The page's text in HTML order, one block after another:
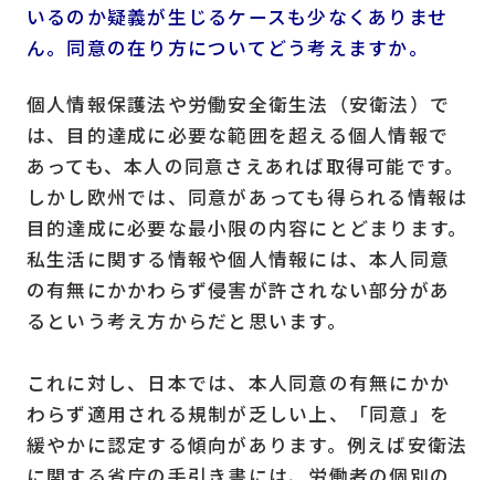
いるのか疑義が生じるケースも少なくありませ
ん。同意の在り方についてどう考えますか。
個人情報保護法や労働安全衛生法（安衛法）で
は、目的達成に必要な範囲を超える個人情報で
あっても、本人の同意さえあれば取得可能です。
しかし欧州では、同意があっても得られる情報は
目的達成に必要な最小限の内容にとどまります。
私生活に関する情報や個人情報には、本人同意
の有無にかかわらず侵害が許されない部分があ
るという考え方からだと思います。
これに対し、日本では、本人同意の有無にかか
わらず適用される規制が乏しい上、「同意」を
緩やかに認定する傾向があります。例えば安衛法